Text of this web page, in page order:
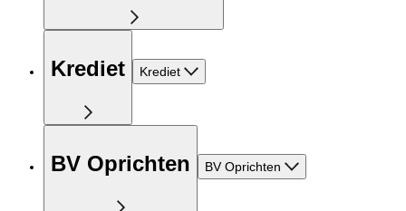
Krediet Krediet
BV Oprichten BV Oprichten